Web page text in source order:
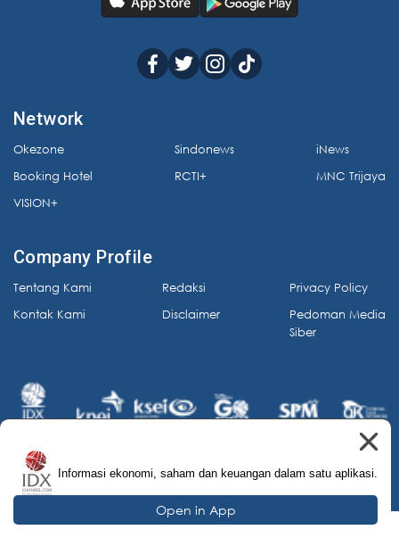
Network
Okezone
Booking Hotel
VISION+
Sindonews
RCTI+
iNews
MNC Trijaya
Company Profile
Tentang Kami
Kontak Kami
Redaksi
Disclaimer
Privacy Policy
Pedoman Media
Siber
© 2026 IDX Channel. All Rights Reserved.
Informasi ekonomi, saham dan keuangan dalam satu aplikasi.
Open in App